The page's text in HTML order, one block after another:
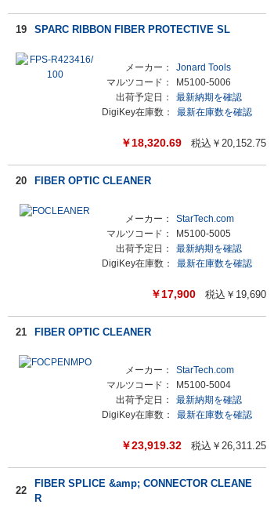
19 SPARC RIBBON FIBER PROTECTIVE SL
メーカー：
Jonard Tools
マルツコード：
M5100-5006
出荷予定日：
最新納期を確認
DigiKey在庫数：
最新在庫数を確認
￥18,320.69 税込￥ 20,152.75
20 FIBER OPTIC CLEANER
メーカー：
StarTech.com
マルツコード：
M5100-5005
出荷予定日：
最新納期を確認
DigiKey在庫数：
最新在庫数を確認
￥17,900 税込￥ 19,690
21 FIBER OPTIC CLEANER
メーカー：
StarTech.com
マルツコード：
M5100-5004
出荷予定日：
最新納期を確認
DigiKey在庫数：
最新在庫数を確認
￥23,919.32 税込￥ 26,311.25
22
FIBER SPLICE &amp; CONNECTOR CLEANE
R